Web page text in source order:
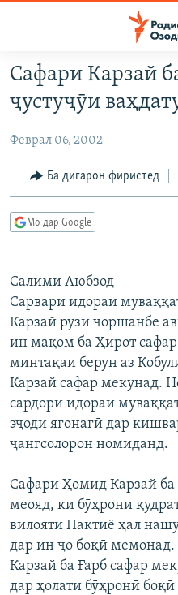
Ҷаҳиш
ба
мояи
Ҷаҳиш
феҳристи
Ҷаҳиш
ГӮШАҲО
СИЁСАТ
ИҚТИСОД
ҶОМЕА
ОСИЁИ МАРКАЗӢ
МЕҲМОНИ ОЗОДӢ
ВАРЗИШ
ГАПИ ОЗОД
РӮЗГОРИ МУҲОҶИР
САЛОМ, ХОҲАР
ҶАНГ ДАР УКРАИНА
ОЗОДӢ ОНЛАЙН
ЧАНДРАСОНАӢ
ВИДЕО
НИГОРИСТОН
ГУЗОРИШҲОИ РАДИОӢ
РӮЙХАТҲО
КИТОБҲОИ ОЗОДӢ
Русский
Ҳамаи сомонаҳои RFE/
Сафари Карзай
ҷустуҷӯи
Феврал 06, 2002
Ба дигарон фиристед
Мо дар Google
Салими Аюбзод
Сарвари идораи
Карзай рӯзи чоршанбе
ин мақом ба Ҳирот
минтақаи берун аз
Карзай сафар мекунад.
сардори идораи
эҷоди ягонагӣ дар
ҷангсолорон номиданд.
Сафари Ҳомид Карзай
меояд, ки бӯҳрони
вилояти Пактиё ҳал
дар ин ҷо боқӣ мемонад.
Карзай ба Ғарб сафар
дар ҳолати бӯҳронӣ